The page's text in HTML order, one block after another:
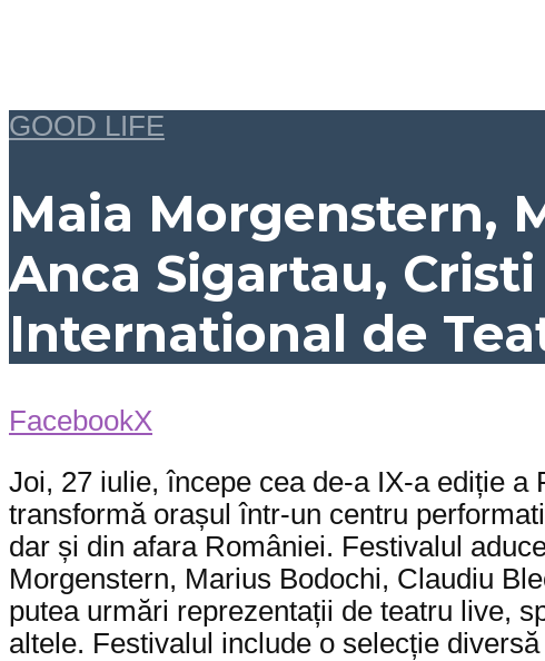
GOOD LIFE
Maia Morgenstern,
Anca Sigartau,
International de
FacebookX
Joi, 27 iulie, începe cea de-a IX-a ediție
transformă orașul într-un centru
dar și din afara României. Festivalul
Morgenstern, Marius Bodochi, Claudiu
putea urmări reprezentații de teatru live,
altele. Festivalul include o selecție